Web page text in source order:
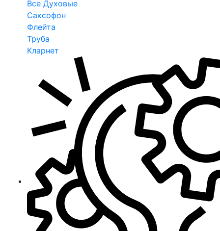
Все Духовые
Саксофон
Флейта
Труба
Кларнет